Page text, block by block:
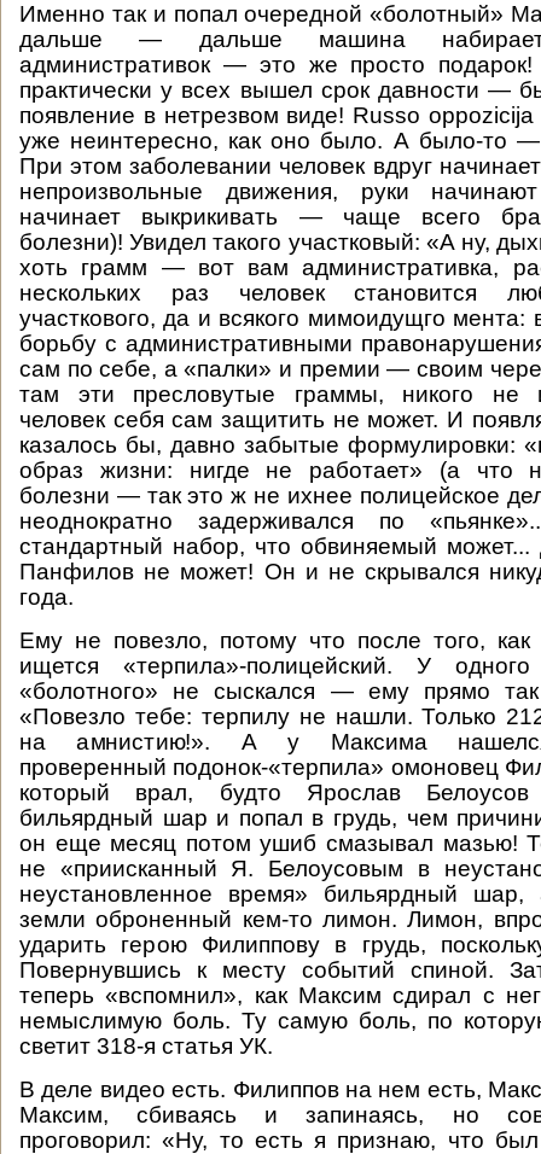
Именно так и попал очередной «болотный»
дальше — дальше машина
административок — это же просто
практически у всех вышел срок давности —
появление в нетрезвом виде! Russo
уже неинтересно, как оно было. А было-то —
При этом заболевании человек вдруг
непроизвольные движения, руки
начинает выкрикивать — чаще всего
болезни)! Увидел такого участковый: «А ну,
хоть грамм — вот вам административка,
нескольких раз человек становится
участкового, да и всякого мимоидущго мента:
борьбу с административными
сам по себе, а «палки» и премии — своим
там эти пресловутые граммы, никого не
человек себя сам защитить не может. И
казалось бы, давно забытые формулировки:
образ жизни: нигде не работает» (а что
болезни — так это ж не ихнее полицейское
неоднократно задерживался по
стандартный набор, что обвиняемый
Панфилов не может! Он и не скрывался
года.
Ему не повезло, потому что после того,
ищется «терпила»-полицейский. У
«болотного» не сыскался — ему прямо
«Повезло тебе: терпилу не нашли. Только
на амнистию!». А у Максима
проверенный подонок-«терпила» омоновец
который врал, будто Ярослав
бильярдный шар и попал в грудь, чем
он еще месяц потом ушиб смазывал мазью!
не «приисканный Я. Белоусовым в
неустановленное время» бильярдный
земли оброненный кем-то лимон. Лимон,
ударить герою Филиппову в грудь,
Повернувшись к месту событий спиной.
теперь «вспомнил», как Максим сдирал с
немыслимую боль. Ту самую боль, по
светит 318-я статья УК.
В деле видео есть. Филиппов на нем есть,
Максим, сбиваясь и запинаясь, но
проговорил: «Ну, то есть я признаю, что